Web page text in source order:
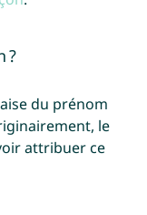
?
du prénom
le
attribuer ce